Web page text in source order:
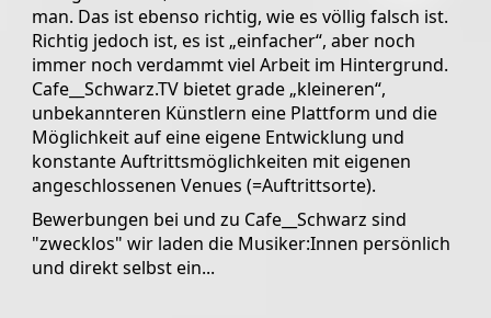
man. Das ist ebenso richtig, wie es völlig falsch ist.
Richtig jedoch ist, es ist „einfacher“, aber noch
immer noch verdammt viel Arbeit im Hintergrund.
Cafe__Schwarz.TV bietet grade „kleineren“,
unbekannteren Künstlern eine Plattform und die
Möglichkeit auf eine eigene Entwicklung und
konstante Auftrittsmöglichkeiten mit eigenen
angeschlossenen Venues (=Auftrittsorte).
Bewerbungen bei und zu Cafe__Schwarz sind
"zwecklos" wir laden die Musiker:Innen persönlich
und direkt selbst ein...